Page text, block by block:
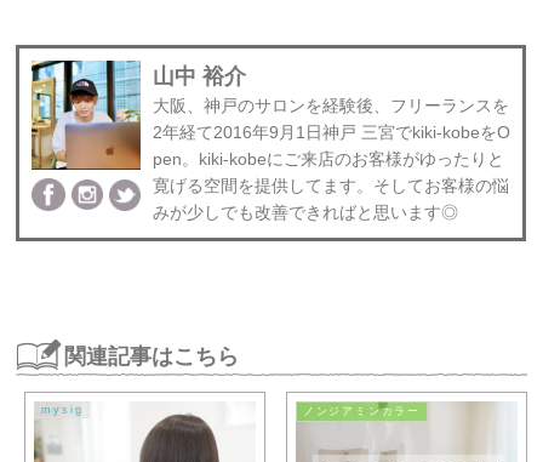
山中 裕介
大阪、神戸のサロンを経験後、フリーランスを
2年経て2016年9月1日神戸 三宮でkiki-kobeをO
pen。kiki-kobeにご来店のお客様がゆったりと
寛げる空間を提供してます。そしてお客様の悩
みが少しでも改善できればと思います◎
関連記事はこちら
mysig ノンジアミンカラー